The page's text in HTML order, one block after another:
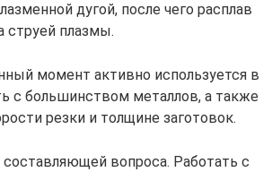
дугой, после чего расплав
струей плазмы.
момент активно используется в
с большинством металлов, а также
резки и толщине заготовок.
вопроса. Работать с